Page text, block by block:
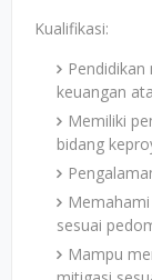
Kualifikasi:
keuangan
Memiliki
bidang
sesuai
Mampu